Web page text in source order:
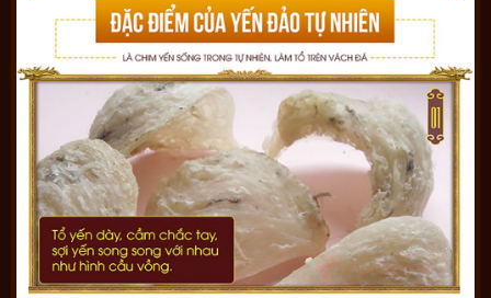
Bên cạnh đó,tổ yến tốt cho trẻ emgiúp ngăn ngừa, chống lại
nguy cơ ho hen, phế quản giúp trẻ ăn ngon chóng lớn tăng
cường hệ thống miễn dịch
Sản phẩm đã được cấp giấy chứng nhận tiêu chuẩn chất
lượng mã số: 7111/2012/YT/CNTC
Tiêu chuẩn cơ sở số : 01/2012/TCCS
Đối tượng sử dụng yến sơ chế
Phù hợp với mọi đối tượng. Những đối tượng sau đây sử dụng
mang lại hiệu quả cao